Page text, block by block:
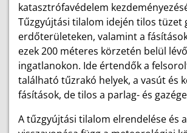
katasztrófavédelem
Tűzgyújtási tilalom idején tilos tüzet
erdőterületeken, valamint a
ezek 200 méteres körzetén belül
ingatlanokon. Ide értendők a
található tűzrakó helyek, a vasút és
fásítások, de tilos a parlag- és
A tűzgyújtási tilalom elrendelése és